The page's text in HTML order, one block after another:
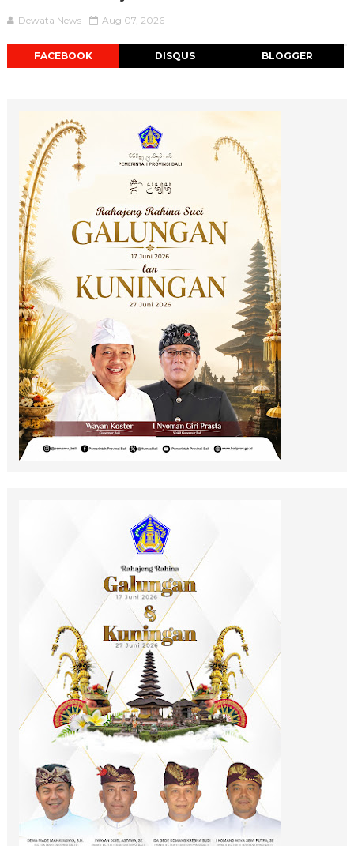
Dewata News Aug 07, 2026
FACEBOOK DISQUS BLOGGER